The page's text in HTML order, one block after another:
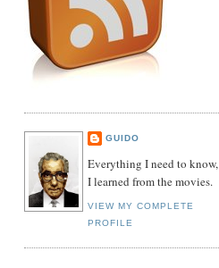
GUIDO
Everything I need to know,
I learned from the movies.
VIEW MY COMPLETE
PROFILE